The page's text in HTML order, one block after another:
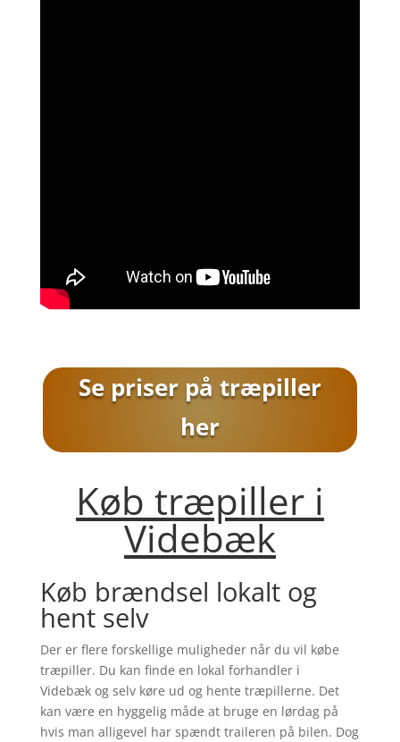
Se priser på træpiller
her
Køb træpiller i
Videbæk
Køb brændsel lokalt og
hent selv
Der er flere forskellige muligheder når du vil købe
træpiller. Du kan finde en lokal forhandler i
Videbæk og selv køre ud og hente træpillerne. Det
kan være en hyggelig måde at bruge en lørdag på
hvis man alligevel har spændt traileren på bilen. Dog